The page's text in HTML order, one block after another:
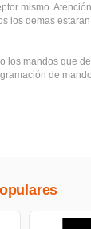
mismo.
los demas
los mandos que
de